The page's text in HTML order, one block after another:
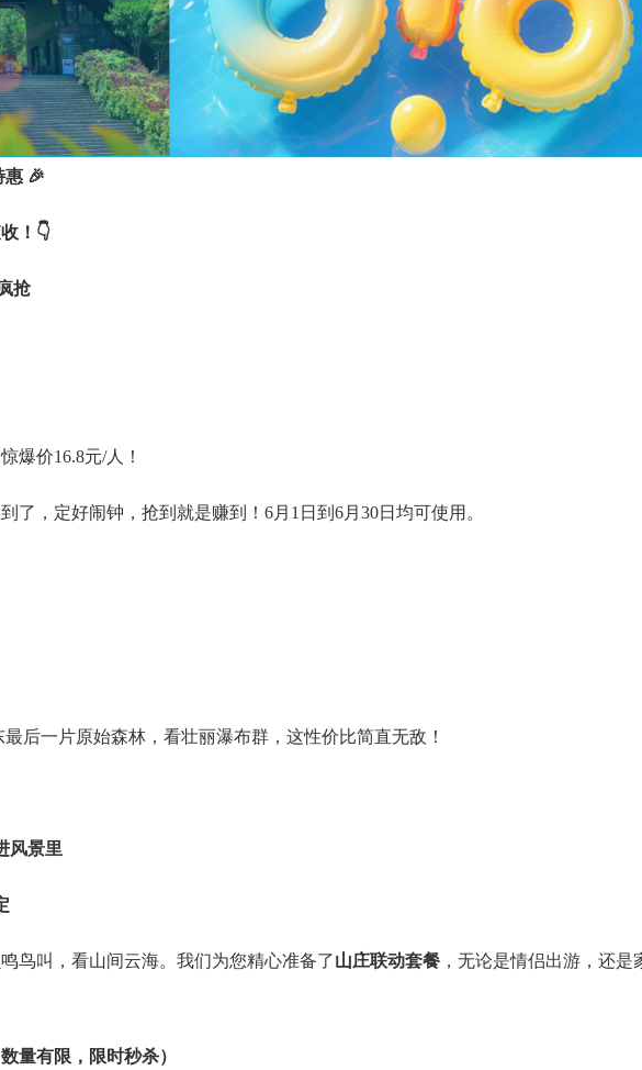
惠 🎉
！👇
抢
爆价16.8元/人！
了，定好闹钟，抢到就是赚到！6月1日到6月30日均可使用。
后一片原始森林，看壮丽瀑布群，这性价比简直无敌！
风景里
鸟叫，看山间云海。 我们为您精心准备了山庄联动套餐 ， 无论是情侣出游，还是
量有限，限时秒杀）